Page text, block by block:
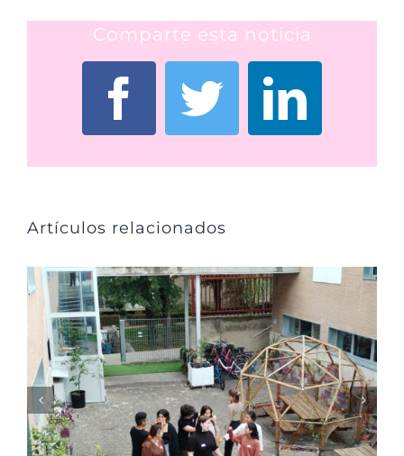
Comparte esta noticia
Facebook
Twitter
Artículos relacionados